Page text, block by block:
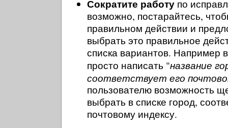
Сократите работу по
возможно, постарайтесь,
правильном действии и
выбрать это правильное
списка вариантов. Например
просто написать "название
соответствует его
пользователю возможность
выбрать в списке город,
почтовому индексу.